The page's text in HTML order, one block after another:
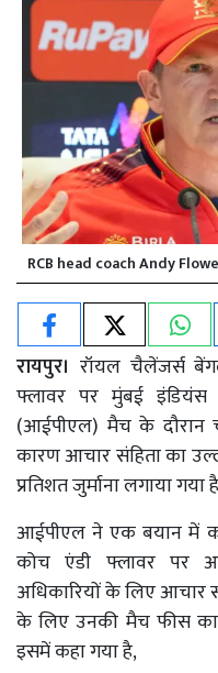
RCB head coach Andy
रायपुर। रॉयल चैलेंजर्स
फ्लावर पर मुंबई इंडियंस
(आईपीएल) मैच के
कारण आचार संहिता का
प्रतिशत जुर्माना लगाया गया
आईपीएल ने एक बयान में
कोच एंडी फ्लावर पर
अधिकारियों के लिए
के लिए उनकी मैच फीस का
इसमें कहा गया है,